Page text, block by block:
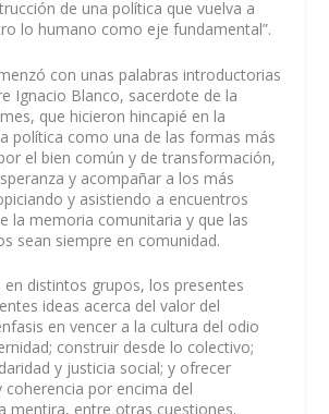
de una política que vuelva a
lo humano como eje fundamental”.
con unas palabras introductorias
Ignacio Blanco, sacerdote de la
que hicieron hincapié en la
política como una de las formas más
el bien común y de transformación,
y acompañar a los más
y asistiendo a encuentros
la memoria comunitaria y que las
sean siempre en comunidad.
en distintos grupos, los presentes
ideas acerca del valor del
en vencer a la cultura del odio
construir desde lo colectivo;
y justicia social; y ofrecer
coherencia por encima del
mentira, entre otras cuestiones.